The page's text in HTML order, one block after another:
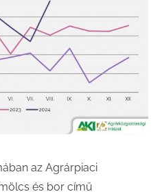
az Agrárpiaci
és bor című